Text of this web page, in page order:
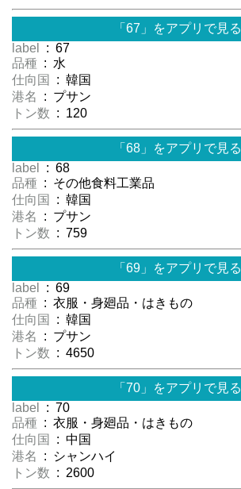
「67」をアプリで見る
label
: 67
品種 : 水
仕向国
: 韓国
港名
: プサン
トン数 : 120
「68」をアプリで見る
label
: 68
品種 : その他食料工業品
仕向国
: 韓国
港名
: プサン
トン数 : 759
「69」をアプリで見る
label
: 69
品種 : 衣服・身廻品・はきもの
仕向国
: 韓国
港名
: プサン
トン数 : 4650
「70」をアプリで見る
label
: 70
品種 : 衣服・身廻品・はきもの
仕向国
: 中国
港名
: シャンハイ
トン数 : 2600